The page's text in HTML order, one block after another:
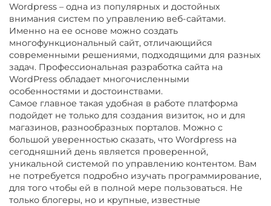
Wordpress – одна из популярных и достойных
внимания систем по управлению веб-сайтами.
Именно на ее основе можно создать
многофункциональный сайт, отличающийся
современными решениями, подходящими для разных
задач. Профессиональная разработка сайта на
WordPress обладает многочисленными
особенностями и достоинствами.
Самое главное такая удобная в работе платформа
подойдет не только для создания визиток, но и для
магазинов, разнообразных порталов. Можно с
большой уверенностью сказать, что Wordpress на
сегодняшний день является проверенной,
уникальной системой по управлению контентом. Вам
не потребуется подробно изучать программирование,
для того чтобы ей в полной мере пользоваться. Не
только блогеры, но и крупные, известные